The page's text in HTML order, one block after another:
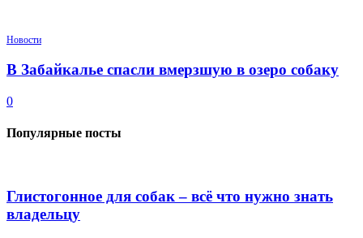
Новости
В Забайкалье спасли вмерзшую в озеро собаку
0
Популярные посты
Глистогонное для собак – всё что нужно знать
владельцу